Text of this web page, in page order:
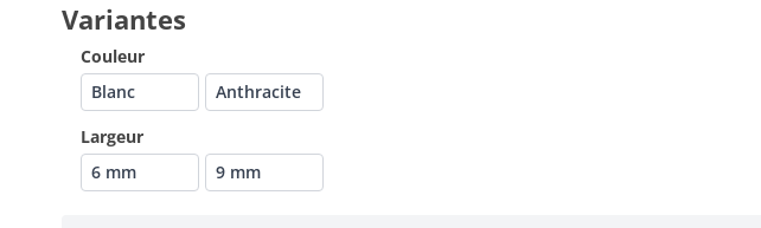
Variantes
Couleur
Blanc
Anthracite
Largeur
6 mm
9 mm